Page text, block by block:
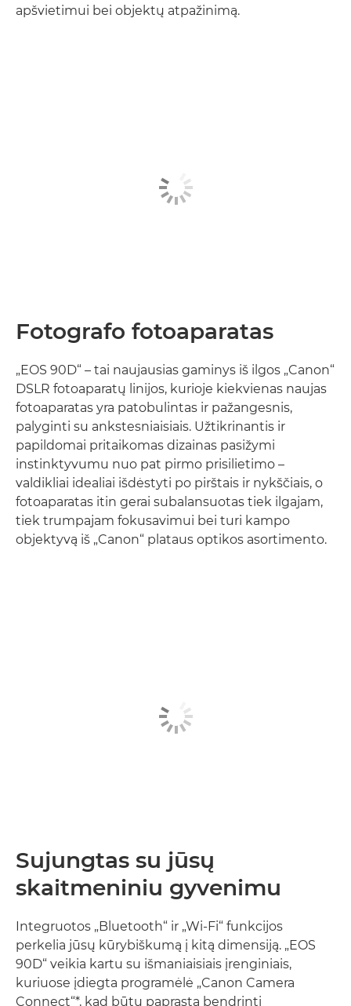
apšvietimui bei objektų atpažinimą.
Fotografo fotoaparatas
„EOS 90D“ – tai naujausias gaminys iš ilgos „Canon“
DSLR fotoaparatų linijos, kurioje kiekvienas naujas
fotoaparatas yra patobulintas ir pažangesnis,
palyginti su ankstesniaisiais. Užtikrinantis ir
papildomai pritaikomas dizainas pasižymi
instinktyvumu nuo pat pirmo prisilietimo –
valdikliai idealiai išdėstyti po pirštais ir nykščiais, o
fotoaparatas itin gerai subalansuotas tiek ilgajam,
tiek trumpajam fokusavimui bei turi kampo
objektyvą iš „Canon“ plataus optikos asortimento.
Sujungtas su jūsų
skaitmeniniu gyvenimu
Integruotos „Bluetooth“ ir „Wi-Fi“ funkcijos
perkelia jūsų kūrybiškumą į kitą dimensiją. „EOS
90D“ veikia kartu su išmaniaisiais įrenginiais,
kuriuose įdiegta programėlė „Canon Camera
Connect“*, kad būtų paprasta bendrinti